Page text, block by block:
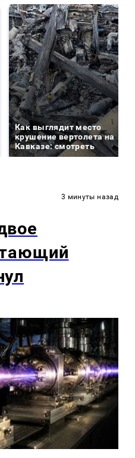
Как выглядит место
крушение вертолета на
Кавказе: смотреть
3 минуты назад